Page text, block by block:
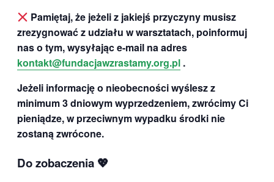
Pamiętaj, że jeżeli z jakiejś przyczyny musisz
zrezygnować z udziału w warsztatach, poinformuj
nas o tym, wysyłając e-mail na adres
kontakt@fundacjawzrastamy.org.pl .
Jeżeli informację o nieobecności wyślesz z
minimum 3 dniowym wyprzedzeniem, zwrócimy Ci
pieniądze, w przeciwnym wypadku środki nie
zostaną zwrócone.
Do zobaczenia 💖